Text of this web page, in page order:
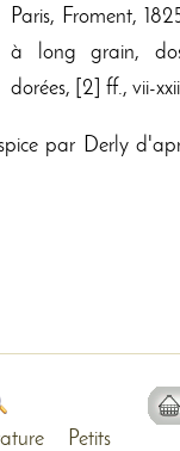
Paris, Froment,
à long grain,
dorées, [2] ff., vii-
par Derly
Petits